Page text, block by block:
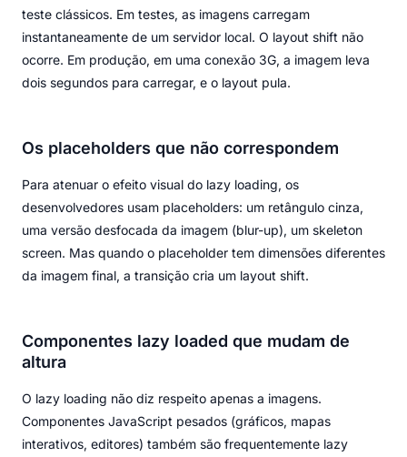
teste clássicos. Em testes, as imagens carregam
instantaneamente de um servidor local. O layout shift não
ocorre. Em produção, em uma conexão 3G, a imagem leva
dois segundos para carregar, e o layout pula.
Os placeholders que não correspondem
Para atenuar o efeito visual do lazy loading, os
desenvolvedores usam placeholders: um retângulo cinza,
uma versão desfocada da imagem (blur-up), um skeleton
screen. Mas quando o placeholder tem dimensões diferentes
da imagem final, a transição cria um layout shift.
Componentes lazy loaded que mudam de
altura
O lazy loading não diz respeito apenas a imagens.
Componentes JavaScript pesados (gráficos, mapas
interativos, editores) também são frequentemente lazy